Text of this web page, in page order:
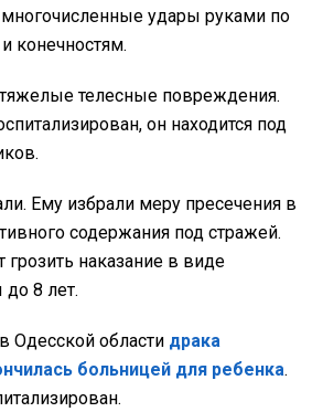
удары руками по
конечностям.
телесные повреждения.
он находится под
Ему избрали меру пресечения в
содержания под стражей.
наказание в виде
8 лет.
Одесской области драка
больницей для ребенка.